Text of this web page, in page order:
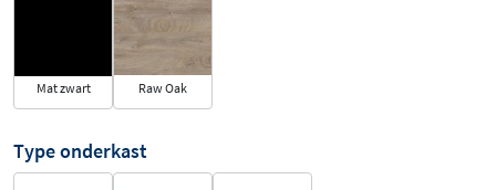
Mat zwart Raw Oak
Type onderkast